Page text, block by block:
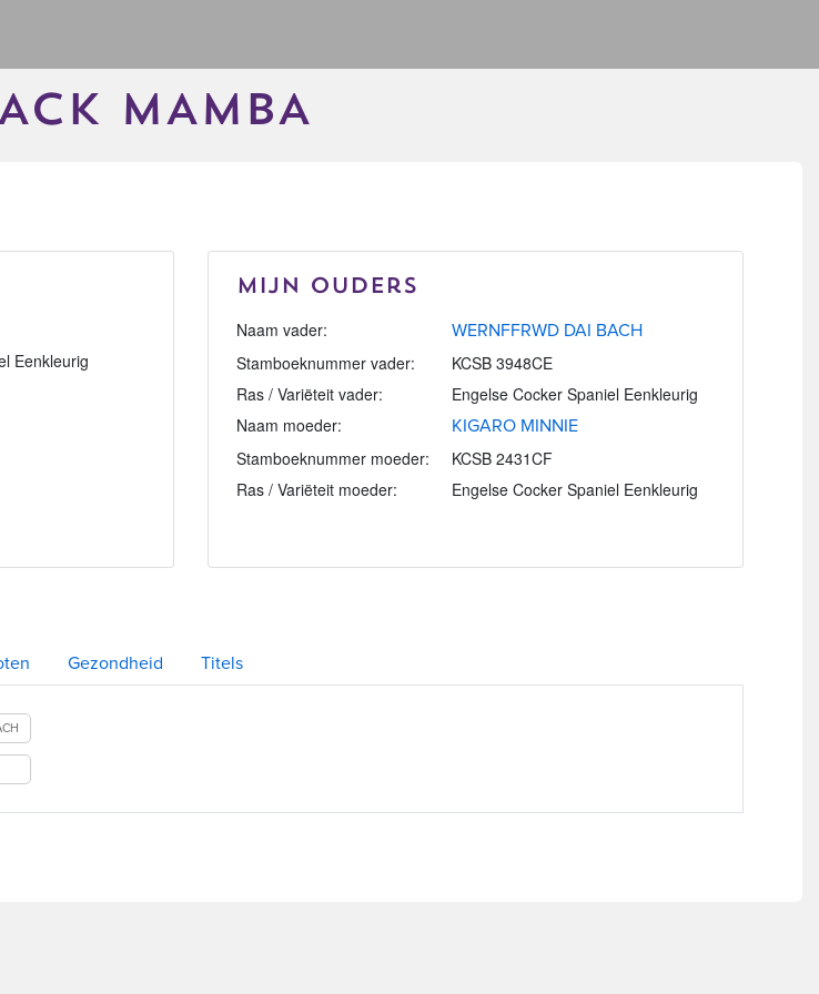
MAMBA
Eenkleurig
Mijn Ouders
Naam vader:
WERNFFRWD DAI BACH
Stamboeknummer vader:
KCSB 3948CE
Ras / Variëteit vader:
Engelse Cocker Spaniel Eenkleurig
Naam moeder:
KIGARO MINNIE
Stamboeknummer moeder:
KCSB 2431CF
Ras / Variëteit moeder:
Engelse Cocker Spaniel Eenkleurig
Gezondheid Titels